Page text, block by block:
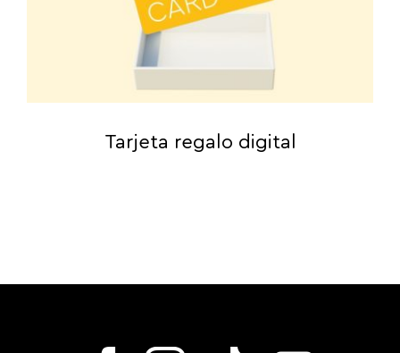
Tarjeta regalo digital